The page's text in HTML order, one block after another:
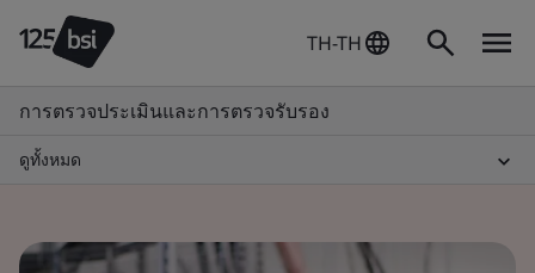
TH-TH
การตรวจประเมินและการตรวจรับรอง
ดูทั้งหมด